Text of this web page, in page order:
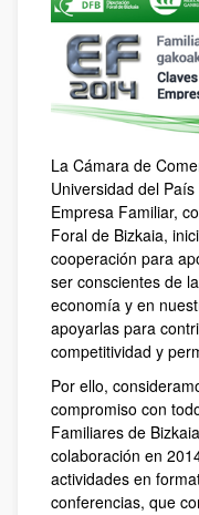
La Cámara de
Universidad del
Empresa Familiar,
Foral de Bizkaia,
cooperación para
ser conscientes de
economía y en
apoyarlas para
competitividad y
Por ello,
compromiso con
Familiares de
colaboración en
actividades en
conferencias, que